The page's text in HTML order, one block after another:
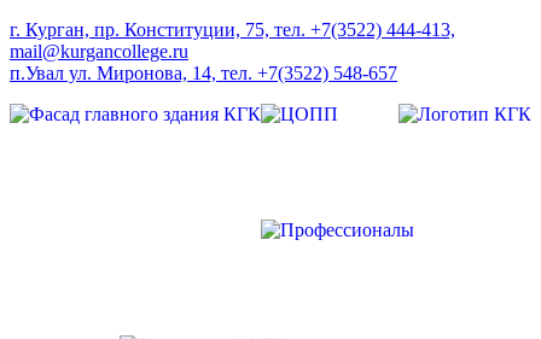
г. Курган, пр. Конституции, 75, тел. +7(3522) 444-413,
mail@kurgancollege.ru
п.Увал ул. Миронова, 14, тел. +7(3522) 548-657